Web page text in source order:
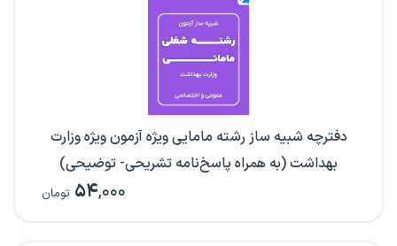
دفترچه شبیه ساز رشته مامایی ویژه آزمون ویژه وزارت
بهداشت (به همراه پاسخ‌نامه تشریحی- توضیحی)
۵۴,۰۰۰ تومان